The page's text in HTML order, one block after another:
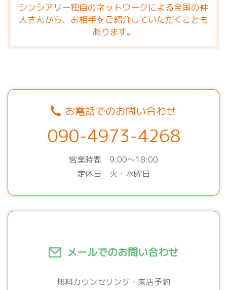
シンシアリー独自のネットワークによる全国の仲
人さんから、お相手をご紹介していただくことも
あります。
お電話でのお問い合わせ
090-4973-4268
営業時間 9:00～18:00
定休日 火・水曜日
メールでのお問い合わせ
無料カウンセリング・来店予約